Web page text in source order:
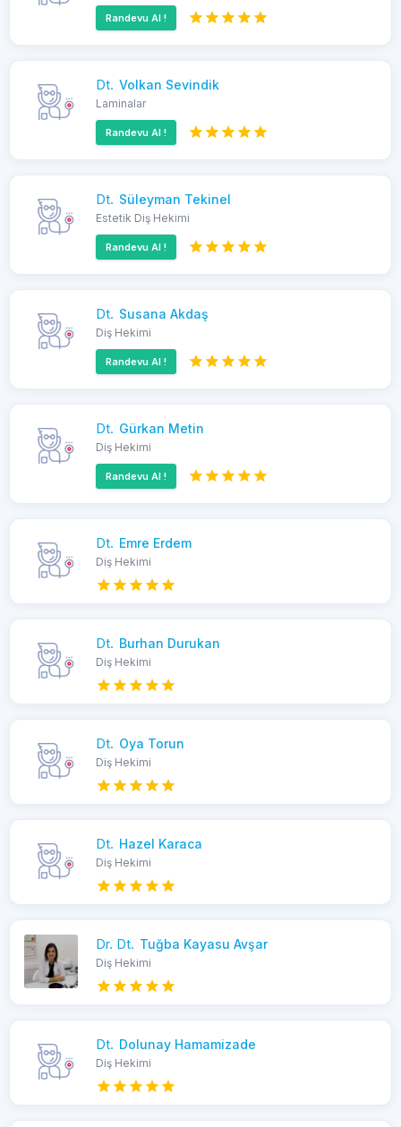
Randevu Al !
Dt. Volkan Sevindik
Laminalar
Randevu Al !
Dt. Süleyman Tekinel
Estetik Diş Hekimi
Randevu Al !
Dt. Susana Akdaş
Diş Hekimi
Randevu Al !
Dt. Gürkan Metin
Diş Hekimi
Randevu Al !
Dt. Emre Erdem
Diş Hekimi
Dt. Burhan Durukan
Diş Hekimi
Dt. Oya Torun
Diş Hekimi
Dt. Hazel Karaca
Diş Hekimi
Dr. Dt. Tuğba Kayasu Avşar
Diş Hekimi
Dt. Dolunay Hamamizade
Diş Hekimi